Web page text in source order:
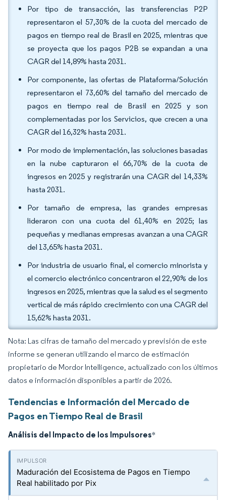
Por tipo de transacción, las transferencias P2P
representaron el 57,30% de la cuota del mercado de
pagos en tiempo real de Brasil en 2025, mientras que
se proyecta que los pagos P2B se expandan a una
CAGR del 14,89% hasta 2031.
Por componente, las ofertas de Plataforma/Solución
representaron el 73,60% del tamaño del mercado de
pagos en tiempo real de Brasil en 2025 y son
complementadas por los Servicios, que crecen a una
CAGR del 16,32% hasta 2031.
Por modo de implementación, las soluciones basadas
en la nube capturaron el 66,70% de la cuota de
ingresos en 2025 y registrarán una CAGR del 14,33%
hasta 2031.
Por tamaño de empresa, las grandes empresas
lideraron con una cuota del 61,40% en 2025; las
pequeñas y medianas empresas avanzan a una CAGR
del 13,65% hasta 2031.
Por industria de usuario final, el comercio minorista y
el comercio electrónico concentraron el 22,90% de los
ingresos en 2025, mientras que la salud es el segmento
vertical de más rápido crecimiento con una CAGR del
15,62% hasta 2031.
Nota: Las cifras de tamaño del mercado y previsión de este
informe se generan utilizando el marco de estimación
propietario de Mordor Intelligence, actualizado con los últimos
datos e información disponibles a partir de 2026.
Tendencias e Información del Mercado de
Pagos en Tiempo Real de Brasil
Análisis del Impacto de los Impulsores*
Maduración del Ecosistema de Pagos en Tiempo
Real habilitado por Pix